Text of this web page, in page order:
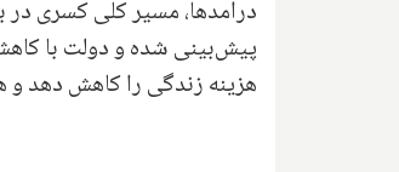
پیش‌بینی شده و دولت با
هزینه زندگی را کاهش دهد و